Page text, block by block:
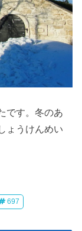
です。冬のあ
ょうけんめい
697